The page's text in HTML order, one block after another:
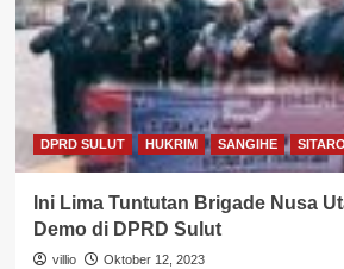
DPRD SULUT HUKRIM SANGIHE SITARO
Ini Lima Tuntutan Brigade Nusa
Demo di DPRD Sulut
villio Oktober 12, 2023